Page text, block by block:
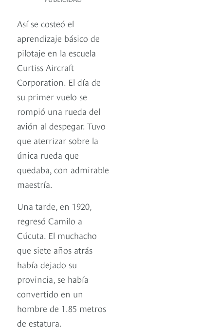
Así se costeó el
aprendizaje básico de
pilotaje en la escuela
Curtiss Aircraft
Corporation. El día de
su primer vuelo se
rompió una rueda del
avión al despegar. Tuvo
que aterrizar sobre la
única rueda que
quedaba, con admirable
maestría.
Una tarde, en 1920,
regresó Camilo a
Cúcuta. El muchacho
que siete años atrás
había dejado su
provincia, se había
convertido en un
hombre de 1.85 metros
de estatura.